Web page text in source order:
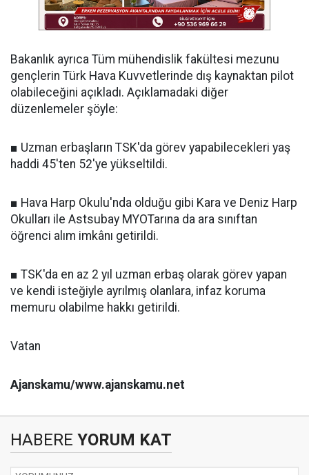
Bakanlık ayrıca Tüm mühendislik fakültesi mezunu
gençlerin Türk Hava Kuvvetlerinde dış kaynaktan pilot
olabileceğini açıkladı. Açıklamadaki diğer
düzenlemeler şöyle:
■ Uzman erbaşların TSK'da görev yapabilecekleri yaş
haddi 45'ten 52'ye yükseltildi.
■ Hava Harp Okulu'nda olduğu gibi Kara ve Deniz Harp
Okulları ile Astsubay MYOTarına da ara sınıftan
öğrenci alım imkânı getirildi.
■ TSK'da en az 2 yıl uzman erbaş olarak görev yapan
ve kendi isteğiyle ayrılmış olanlara, infaz koruma
memuru olabilme hakkı getirildi.
Vatan
Ajanskamu/www.ajanskamu.net
HABERE YORUM KAT